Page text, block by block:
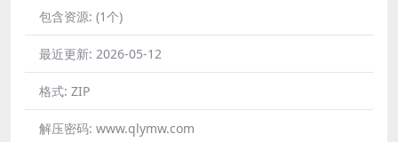
包含资源: (1个)
最近更新: 2026-05-12
格式: ZIP
解压密码: www.qlymw.com